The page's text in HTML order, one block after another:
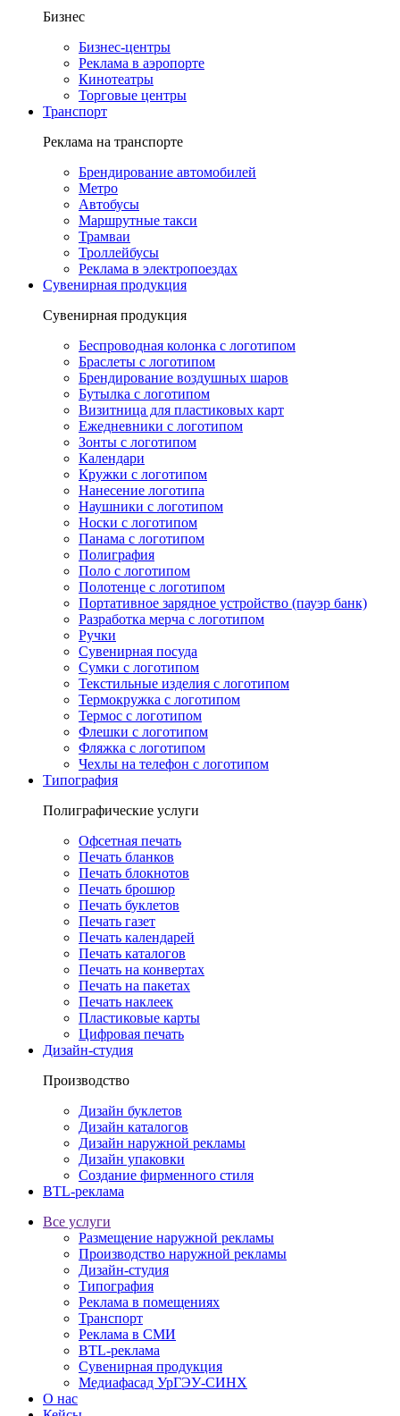
Бизнес
Бизнес-центры
Реклама в аэропорте
Кинотеатры
Торговые центры
Транспорт
Реклама на транспорте
Брендирование автомобилей
Метро
Автобусы
Маршрутные такси
Трамваи
Троллейбусы
Реклама в электропоездах
Сувенирная продукция
Сувенирная продукция
Беспроводная колонка с логотипом
Браслеты с логотипом
Брендирование воздушных шаров
Бутылка с логотипом
Визитница для пластиковых карт
Ежедневники с логотипом
Зонты с логотипом
Календари
Кружки с логотипом
Нанесение логотипа
Наушники с логотипом
Носки с логотипом
Панама с логотипом
Полиграфия
Поло с логотипом
Полотенце с логотипом
Портативное зарядное устройство (пауэр банк)
Разработка мерча с логотипом
Ручки
Сувенирная посуда
Сумки с логотипом
Текстильные изделия с логотипом
Термокружка с логотипом
Термос с логотипом
Флешки с логотипом
Фляжка с логотипом
Чехлы на телефон с логотипом
Типография
Полиграфические услуги
Офсетная печать
Печать бланков
Печать блокнотов
Печать брошюр
Печать буклетов
Печать газет
Печать календарей
Печать каталогов
Печать на конвертах
Печать на пакетах
Печать наклеек
Пластиковые карты
Цифровая печать
Дизайн-студия
Производство
Дизайн буклетов
Дизайн каталогов
Дизайн наружной рекламы
Дизайн упаковки
Создание фирменного стиля
BTL-реклама
Все услуги
Размещение наружной рекламы
Производство наружной рекламы
Дизайн-студия
Типография
Реклама в помещениях
Транспорт
Реклама в СМИ
BTL-реклама
Сувенирная продукция
Медиафасад УрГЭУ-СИНХ
О нас